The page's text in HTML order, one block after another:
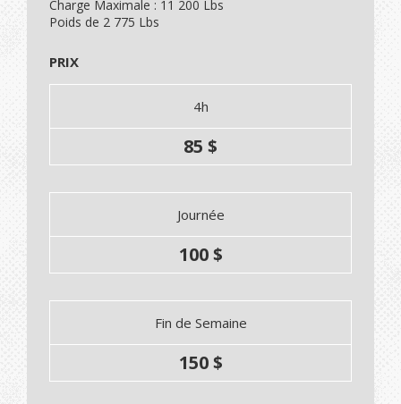
Charge Maximale : 11 200 Lbs
Poids de 2 775 Lbs
PRIX
4h
85 $
Journée
100 $
Fin de Semaine
150 $